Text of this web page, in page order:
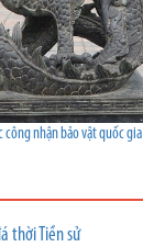
công nhận bảo vật quốc gia
thời Tiền sử